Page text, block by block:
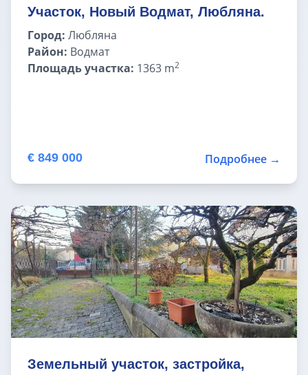
Участок, Новый Водмат, Любляна.
Город: Любляна
Район: Водмат
Площадь участка: 1363 m2
€ 849 000 Подробнее →
Земельный участок, застройка,